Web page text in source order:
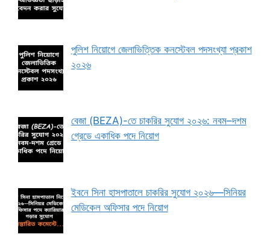
পুলিশ নিয়োগে জেলাভিত্তিক কনস্টেবল পদসংখ্যা প্রকাশ
২০২৬
বেজা (BEZA)-তে চাকরির সুযোগ ২০২৬: নবম–দশম
গ্রেডে একাধিক পদে নিয়োগ
ইবনে সিনা হাসপাতালে চাকরির সুযোগ ২০২৬—সিনিয়র
মেডিকেল অফিসার পদে নিয়োগ